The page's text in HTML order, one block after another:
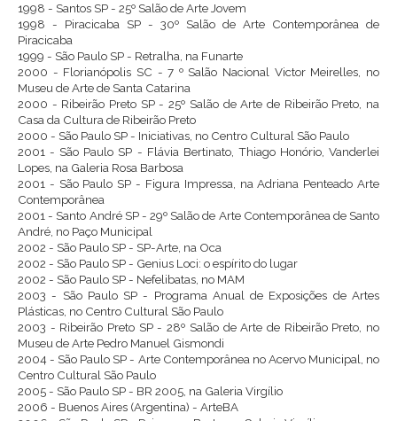
1998 - Santos SP - 25º Salão de Arte Jovem
1998 - Piracicaba SP - 30º Salão de Arte Contemporânea de
Piracicaba
1999 - São Paulo SP - Retralha, na Funarte
2000 - Florianópolis SC - 7 º Salão Nacional Victor Meirelles, no
Museu de Arte de Santa Catarina
2000 - Ribeirão Preto SP - 25º Salão de Arte de Ribeirão Preto, na
Casa da Cultura de Ribeirão Preto
2000 - São Paulo SP - Iniciativas, no Centro Cultural São Paulo
2001 - São Paulo SP - Flávia Bertinato, Thiago Honório, Vanderlei
Lopes, na Galeria Rosa Barbosa
2001 - São Paulo SP - Figura Impressa, na Adriana Penteado Arte
Contemporânea
2001 - Santo André SP - 29º Salão de Arte Contemporânea de Santo
André, no Paço Municipal
2002 - São Paulo SP - SP-Arte, na Oca
2002 - São Paulo SP - Genius Loci: o espírito do lugar
2002 - São Paulo SP - Nefelibatas, no MAM
2003 - São Paulo SP - Programa Anual de Exposições de Artes
Plásticas, no Centro Cultural São Paulo
2003 - Ribeirão Preto SP - 28º Salão de Arte de Ribeirão Preto, no
Museu de Arte Pedro Manuel Gismondi
2004 - São Paulo SP - Arte Contemporânea no Acervo Municipal, no
Centro Cultural São Paulo
2005 - São Paulo SP - BR 2005, na Galeria Virgílio
2006 - Buenos Aires (Argentina) - ArteBA